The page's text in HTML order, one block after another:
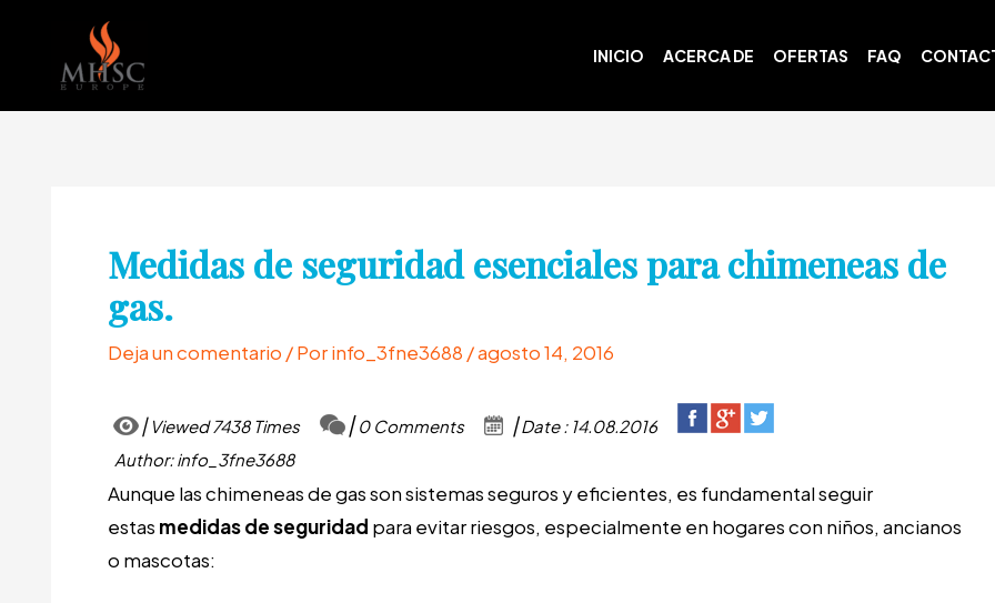
contenido
INICIO ACERCA DE OFERTAS FAQ
Medidas de seguridad esenciales para chimeneas de
gas.
Deja un comentario / Porinfo_3fne3688 /agosto 14, 2016
Viewed 7438 Times 0 Comments
Date : 14.08.2016
Author: info_3fne3688
Aunque las chimeneas de gas son sistemas seguros y eficientes, es fundamental seguir
estas medidas de seguridad para evitar riesgos, especialmente en hogares con niños, ancianos
o mascotas: